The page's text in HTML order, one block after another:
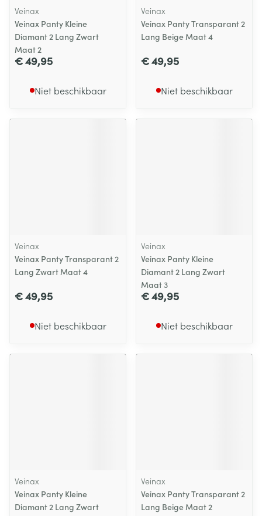
Veinax
Veinax Panty Kleine
Diamant 2 Lang Zwart
Maat 2
€ 49,95
Niet beschikbaar
Veinax
Veinax Panty Transparant 2
Lang Beige Maat 4
€ 49,95
Niet beschikbaar
Veinax
Veinax Panty Transparant 2
Lang Zwart Maat 4
€ 49,95
Niet beschikbaar
Veinax
Veinax Panty Kleine
Diamant 2 Lang Zwart
Maat 3
€ 49,95
Niet beschikbaar
Veinax
Veinax Panty Kleine
Diamant 2 Lang Zwart
Veinax
Veinax Panty Transparant 2
Lang Beige Maat 2